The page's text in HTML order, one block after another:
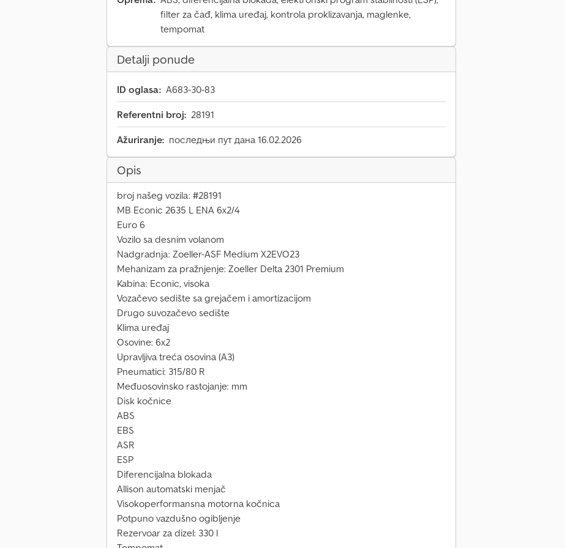
filter za čađ, klima uređaj, kontrola proklizavanja, maglenke,
tempomat
Detalji ponude
ID oglasa: A683-30-83
Referentni broj: 28191
Ažuriranje: последњи пут дана 16.02.2026
Opis
broj našeg vozila: #28191
MB Econic 2635 L ENA 6x2/4
Euro 6
Vozilo sa desnim volanom
Nadgradnja: Zoeller-ASF Medium X2EVO23
Mehanizam za pražnjenje: Zoeller Delta 2301 Premium
Kabina: Econic, visoka
Vozačevo sedište sa grejačem i amortizacijom
Drugo suvozačevo sedište
Klima uređaj
Osovine: 6x2
Upravljiva treća osovina (A3)
Pneumatici: 315/80 R
Međuosovinsko rastojanje: mm
Disk kočnice
ABS
EBS
ASR
ESP
Diferencijalna blokada
Allison automatski menjač
Visokoperformansna motorna kočnica
Potpuno vazdušno ogibljenje
Rezervoar za dizel: 330 l